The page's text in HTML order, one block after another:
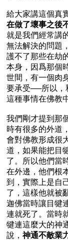
給大家講這個真
在做了壞事之後
就是我們經常講
無法解決的問題
護不了那些在劫
本身，因爲那個
世間，有一個肉
要承受──所以，
這種事情在佛教
我們剛才提到那
時有很多的外道
會對佛教形成很
道，如果能把目
了。所以他們當
在外邊，他們根
到，實際上是自
了，這樣他就被
迦佛當時讓目犍
連就死了。當時
犍連這麼大的神
說，神通不敵業